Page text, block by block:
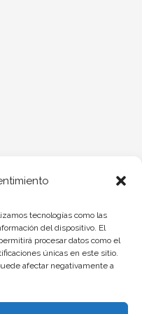
tecnologías como las
del dispositivo. El
procesar datos como el
únicas en este sitio.
afectar negativamente a